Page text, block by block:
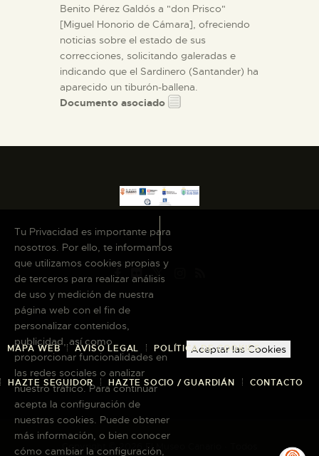
Benito Pérez Galdós a "don Prisco"
[Miguel Honorio de Cámara], ofreciendo
noticias sobre el estado de sus
correcciones, solicitando galeradas e
indicando que el Sardinero (Santander) ha
aparecido un tiburón-ballena.
Documento asociado
MAPA WEB AVISO LEGAL POLÍTICA DE COOKIES
HAZTE SEGUIDOR HAZTE SOCIO / GUARDIÁN CONTACTO
Copyright © 2026 El Museo Canario · Todos
Tu Privacidad es importante para
nosotros. Por ello, te informamos
que utilizamos cookies propias y
de terceros para realizar análisis
de uso y medición de nuestra
página web con el fin de
personalizar contenidos,
publicidad, así como
proporcionar funcionalidades en
las redes sociales o analizar
nuestro tráfico. Para continuar
acepta la configuración de
nuestras cookies. Puede obtener
más información, o bien conocer
cómo cambiar la configuración,
Aceptar las Cookies